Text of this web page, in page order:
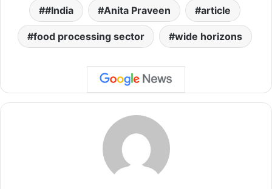
#India Anita Praveen article
food processing sector wide horizons